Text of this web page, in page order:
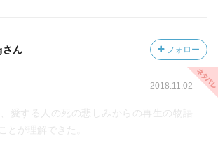
おこないとはなにか？輪廻の世界でもっ
まれかわるためには何をすべきなのか？が
羅万象のつながりを表現する仏教用語。
ける途中のカンパネルラたちクラスメイ
途中のジョバンニは疎外感に丘でひとり過
か、銀河を走る汽車に乗り込んでいた。
ん フォロー
2018.11.02
愛する人の死の悲しみからの再生の物語
とが理解できた。